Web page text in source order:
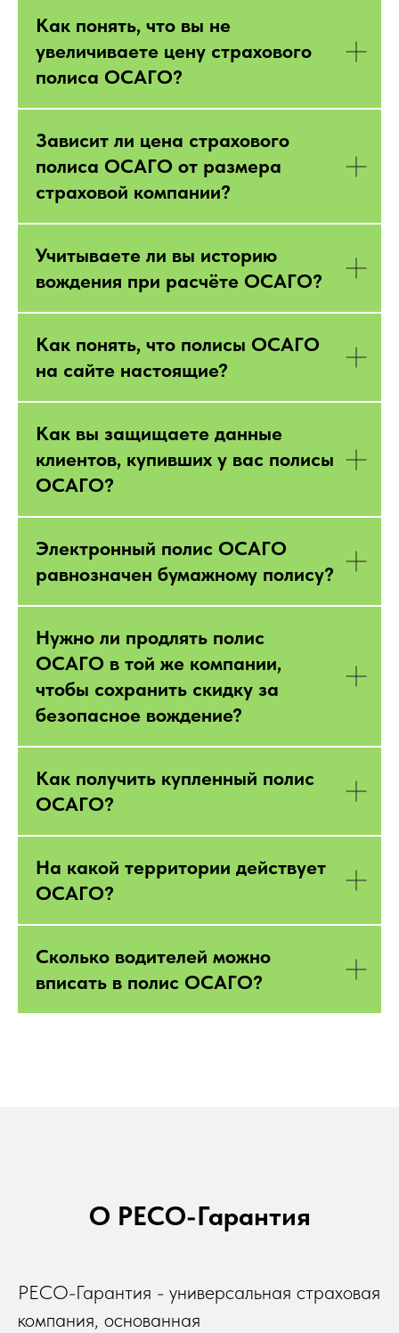
Как понять, что вы не
увеличиваете цену страхового
полиса ОСАГО?
Зависит ли цена страхового
полиса ОСАГО от размера
страховой компании?
Учитываете ли вы историю
вождения при расчёте ОСАГО?
Как понять, что полисы ОСАГО
на сайте настоящие?
Как вы защищаете данные
клиентов, купивших у вас полисы
ОСАГО?
Электронный полис ОСАГО
равнозначен бумажному полису?
Нужно ли продлять полис
ОСАГО в той же компании,
чтобы сохранить скидку за
безопасное вождение?
Как получить купленный полис
ОСАГО?
На какой территории действует
ОСАГО?
Сколько водителей можно
вписать в полис ОСАГО?
О РЕСО-Гарантия
РЕСО-Гарантия - универсальная страховая
компания, основанная